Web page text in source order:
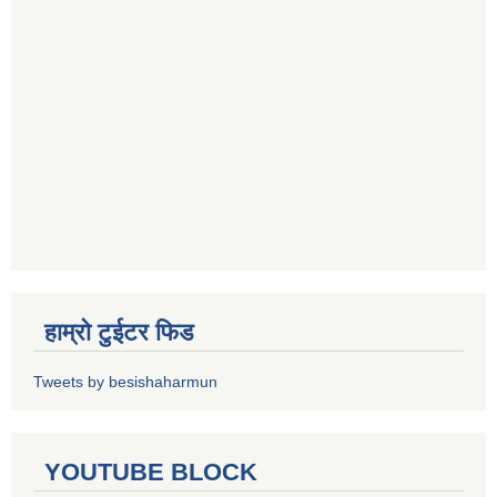
हाम्रो टुईटर फिड
Tweets by besishaharmun
YOUTUBE BLOCK